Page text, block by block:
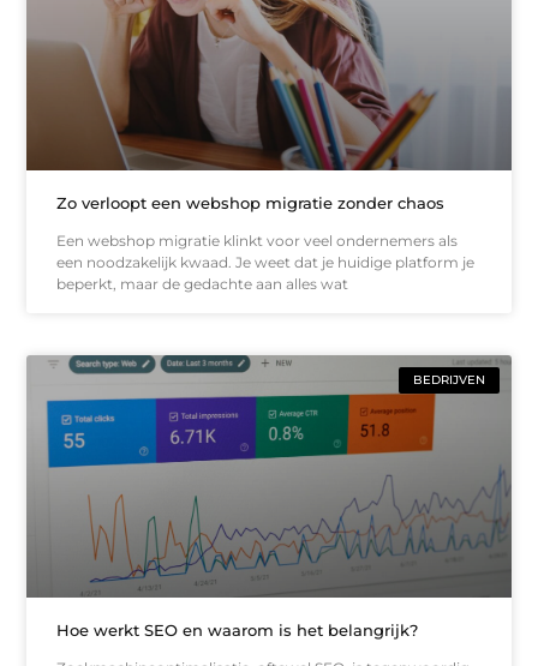
Zo verloopt een webshop migratie zonder chaos
Een webshop migratie klinkt voor veel ondernemers als
een noodzakelijk kwaad. Je weet dat je huidige platform je
beperkt, maar de gedachte aan alles wat
BEDRIJVEN
Hoe werkt SEO en waarom is het belangrijk?